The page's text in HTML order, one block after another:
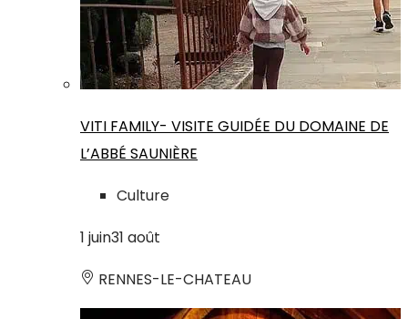
VITI FAMILY- VISITE GUIDÉE DU DOMAINE DE
L’ABBÉ SAUNIÈRE
Culture
1 juin31 août
RENNES-LE-CHATEAU